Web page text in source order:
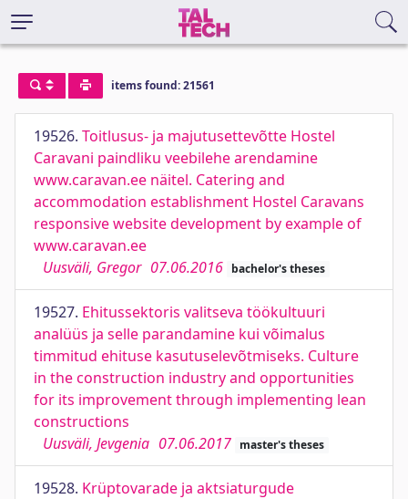
items found: 21561
19526. Toitlusus- ja majutusettevõtte Hostel
Caravani paindliku veebilehe arendamine
www.caravan.ee näitel. Catering and
accommodation establishment Hostel Caravans
responsive website development by example of
www.caravan.ee
Uusväli, Gregor 07.06.2016 bachelor's theses
19527. Ehitussektoris valitseva töökultuuri
analüüs ja selle parandamine kui võimalus
timmitud ehituse kasutuselevõtmiseks. Culture
in the construction industry and opportunities
for its improvement through implementing lean
constructions
Uusväli, Jevgenia 07.06.2017 master's theses
19528. Krüptovarade ja aktsiaturgude